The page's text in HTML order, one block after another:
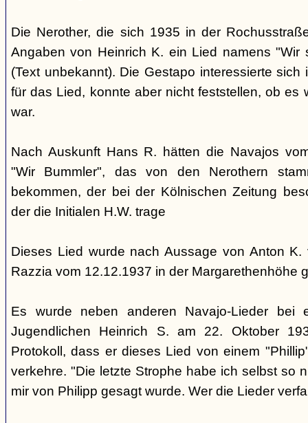
Die Nerother, die sich 1935 in der
Angaben von Heinrich K. ein Lied namens "Wir
(Text unbekannt). Die Gestapo interessierte sich
für das Lied, konnte aber nicht feststellen, ob es
war.
Nach Auskunft Hans R. hätten die Navajos
"Wir Bummler", das von den Nerothern
bekommen, der bei der Kölnischen Zeitung
der die Initialen H.W. trage
Dieses Lied wurde nach Aussage von Anton
Razzia vom 12.12.1937 in der Margarethenhöhe
Es wurde neben anderen Navajo-Lieder bei
Jugendlichen Heinrich S. am 22. Oktober
Protokoll, dass er dieses Lied von einem
verkehre. "Die letzte Strophe habe ich selbst so
mir von Philipp gesagt wurde. Wer die Lieder